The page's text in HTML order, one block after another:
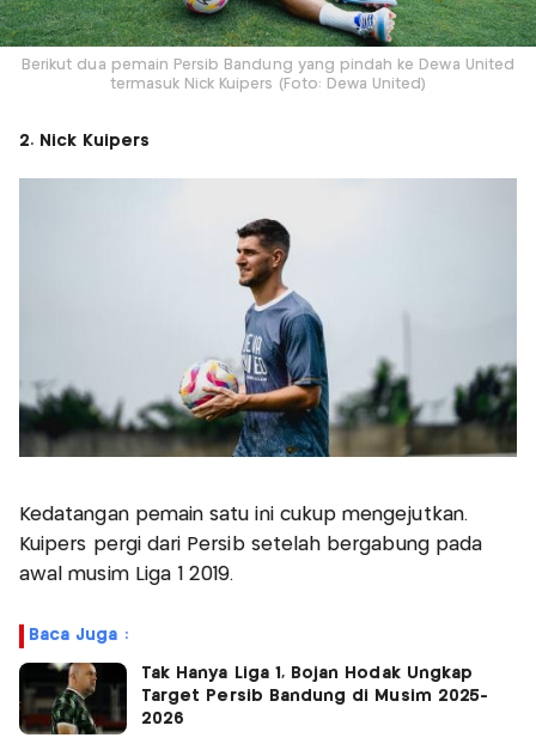
Berikut dua pemain Persib Bandung yang pindah ke Dewa United
termasuk Nick Kuipers (Foto: Dewa United)
2. Nick Kuipers
Kedatangan pemain satu ini cukup mengejutkan.
Kuipers pergi dari Persib setelah bergabung pada
awal musim Liga 1 2019.
Baca Juga :
Tak Hanya Liga 1, Bojan Hodak Ungkap
Target Persib Bandung di Musim 2025-
2026